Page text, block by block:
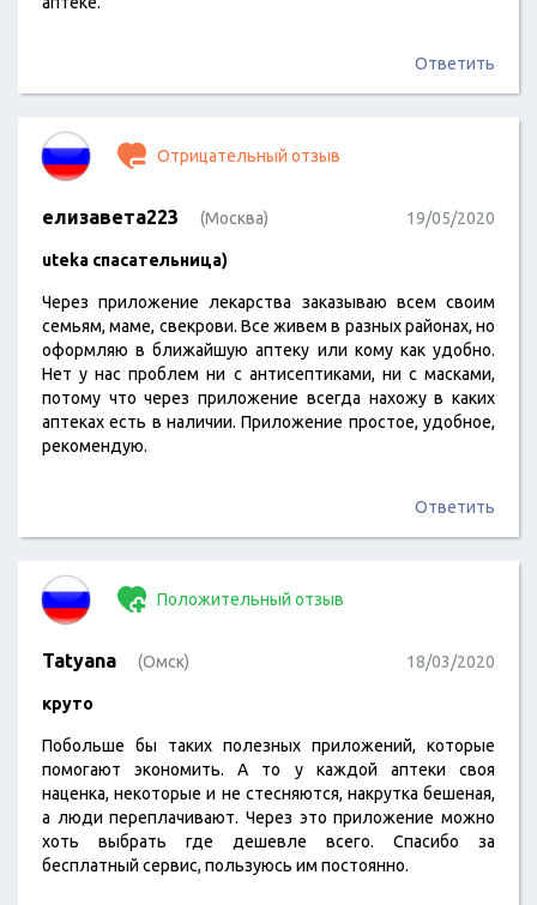
Ответить
Отрицательный отзыв
елизавета223 (Москва) 19/05/2020
uteka спасательница)
Через приложение лекарства заказываю всем своим
семьям, маме, свекрови. Все живем в разных районах, но
оформляю в ближайшую аптеку или кому как удобно.
Нет у нас проблем ни с антисептиками, ни с масками,
потому что через приложение всегда нахожу в каких
аптеках есть в наличии. Приложение простое, удобное,
рекомендую.
Ответить
Положительный отзыв
Tatyana (Омск) 18/03/2020
круто
Побольше бы таких полезных приложений, которые
помогают экономить. А то у каждой аптеки своя
наценка, некоторые и не стесняются, накрутка бешеная,
а люди переплачивают. Через это приложение можно
хоть выбрать где дешевле всего. Спасибо за
бесплатный сервис, пользуюсь им постоянно.